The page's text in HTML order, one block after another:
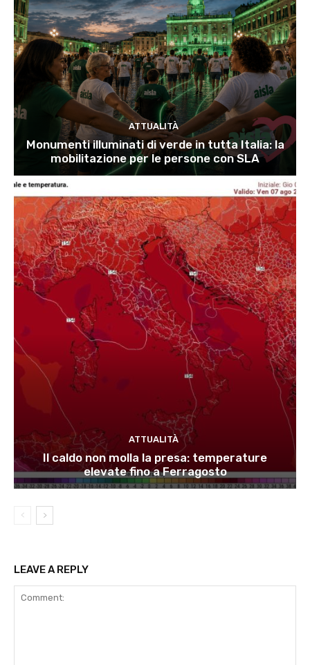
ATTUALITÀ
Monumenti illuminati di verde in tutta Italia: la
mobilitazione per le persone con SLA
ATTUALITÀ
Il caldo non molla la presa: temperature
elevate fino a Ferragosto
LEAVE A REPLY